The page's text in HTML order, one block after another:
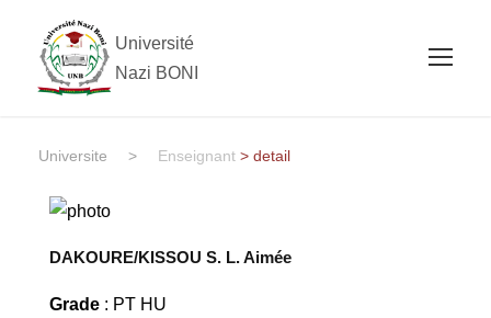
Université
Nazi BONI
Universite > Enseignant > detail
DAKOURE/KISSOU S. L. Aimée
Grade: PT HU